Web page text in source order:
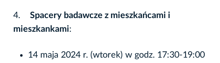
4. Spacery badawcze z mieszkańcami i
mieszkankami:
14 maja 2024 r. (wtorek) w godz. 17:30-19:00